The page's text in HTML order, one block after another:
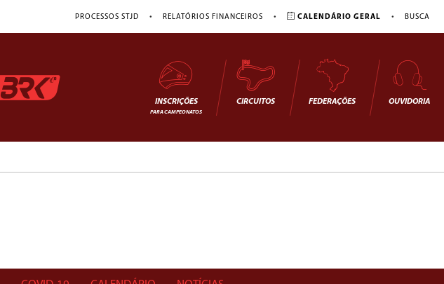
PROCESSOS STJD • RELATÓRIOS FINANCEIROS • CALENDÁRIO GERAL • BUSCA
INSCRIÇÕES
PARA CAMPEONATOS
CIRCUITOS FEDERAÇÕES OUVIDORIA